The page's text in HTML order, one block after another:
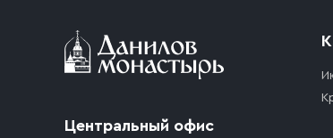
Центральный офис